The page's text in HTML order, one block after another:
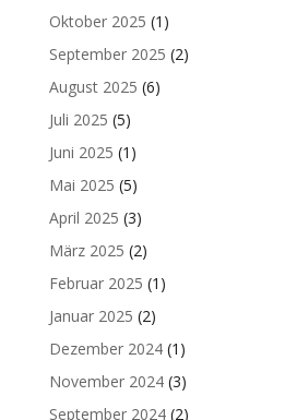
Oktober 2025 (1)
September 2025 (2)
August 2025 (6)
Juli 2025 (5)
Juni 2025 (1)
Mai 2025 (5)
April 2025 (3)
März 2025 (2)
Februar 2025 (1)
Januar 2025 (2)
Dezember 2024(1)
November 2024(3)
September 2024(2)